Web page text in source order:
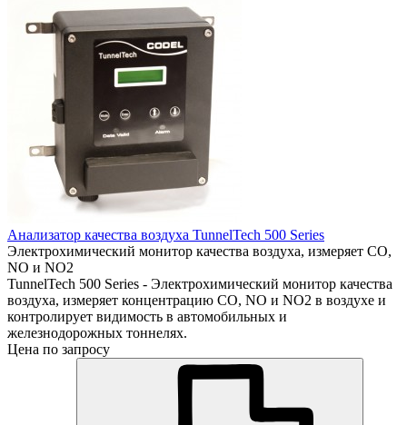
Анализатор качества воздуха TunnelTech 500 Series
Электрохимический монитор качества воздуха, измеряет CO,
NO и NO2
TunnelTech 500 Series - Электрохимический монитор качества
воздуха, измеряет концентрацию CO, NO и NO2 в воздухе и
контролирует видимость в автомобильных и
железнодорожных тоннелях.
Цена по запросу